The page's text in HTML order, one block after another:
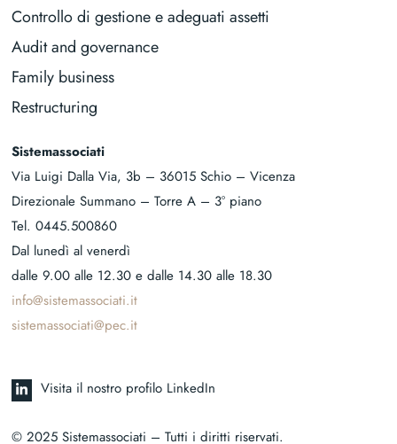
Controllo di gestione e adeguati assetti
Audit and governance
Family business
Restructuring
Sistemassociati
Via Luigi Dalla Via, 3b – 36015 Schio – Vicenza
Direzionale Summano – Torre A – 3° piano
Tel.0445.500860
Dal lunedì al venerdì
dalle 9.00 alle 12.30 e dalle 14.30 alle 18.30
info@sistemassociati.it
sistemassociati@pec.it
Visita il nostro profilo LinkedIn
© 2025 Sistemassociati – Tutti i diritti riservati.